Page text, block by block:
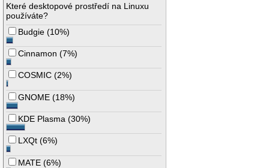
Které desktopové prostředí na Linuxu
používáte?
Budgie (10%)
Cinnamon (7%)
COSMIC (2%)
GNOME (18%)
KDE Plasma (30%)
LXQt (6%)
MATE (6%)